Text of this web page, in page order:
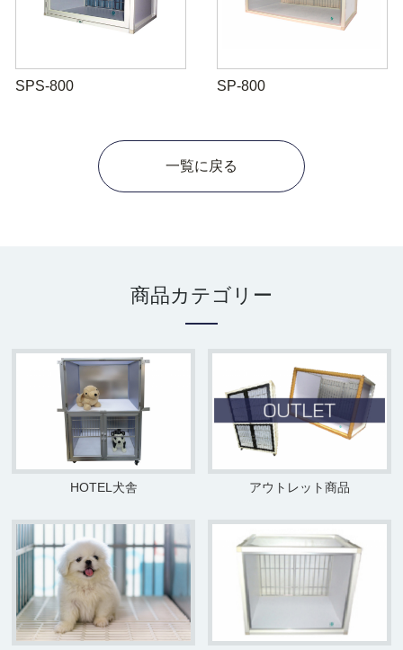
SPS-800 SP-800
一覧に戻る
商品カテゴリー
HOTEL犬舎 アウトレット商品